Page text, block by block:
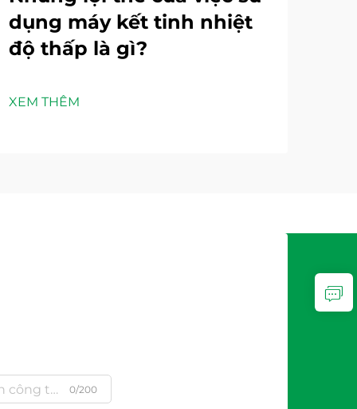
dụng máy kết tinh nhiệt
độ thấp là gì?
XEM THÊM
0/200